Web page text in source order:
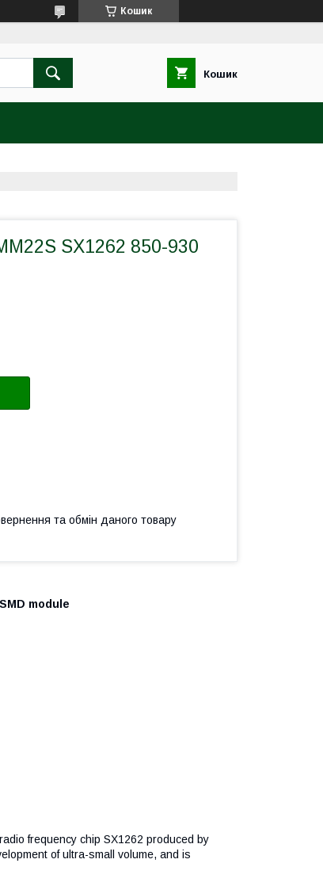
Кошик
Кошик
SX1262 850-930
та обмін даного товару
module
frequency chip SX1262 produced by
of ultra-small volume, and is